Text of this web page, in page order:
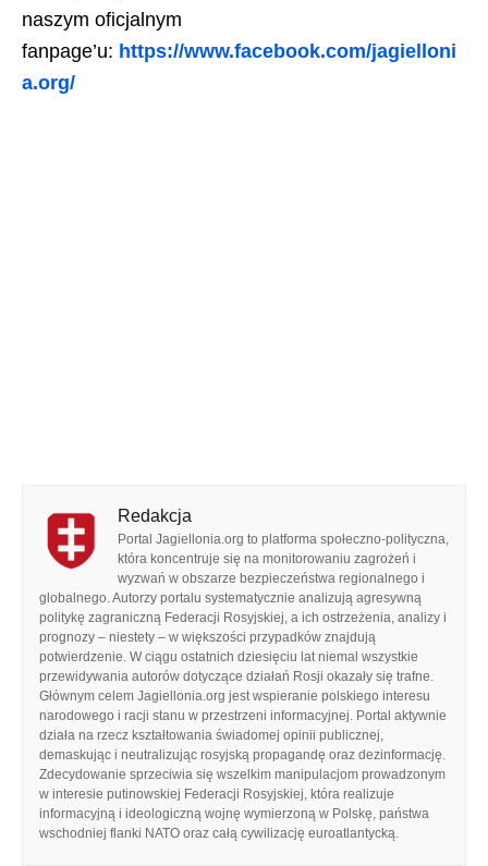
naszym oficjalnym
fanpage’u: https://www.facebook.com/jagielloni
a.org/
Redakcja
Portal Jagiellonia.org to platforma społeczno-polityczna,
która koncentruje się na monitorowaniu zagrożeń i
wyzwań w obszarze bezpieczeństwa regionalnego i
globalnego. Autorzy portalu systematycznie analizują agresywną
politykę zagraniczną Federacji Rosyjskiej, a ich ostrzeżenia, analizy i
prognozy – niestety – w większości przypadków znajdują
potwierdzenie. W ciągu ostatnich dziesięciu lat niemal wszystkie
przewidywania autorów dotyczące działań Rosji okazały się trafne.
Głównym celem Jagiellonia.org jest wspieranie polskiego interesu
narodowego i racji stanu w przestrzeni informacyjnej. Portal aktywnie
działa na rzecz kształtowania świadomej opinii publicznej,
demaskując i neutralizując rosyjską propagandę oraz dezinformację.
Zdecydowanie sprzeciwia się wszelkim manipulacjom prowadzonym
w interesie putinowskiej Federacji Rosyjskiej, która realizuje
informacyjną i ideologiczną wojnę wymierzoną w Polskę, państwa
wschodniej flanki NATO oraz całą cywilizację euroatlantycką.